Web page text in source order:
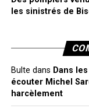
les sinistrés de
Bulte dans Dans
écouter Michel
harcèlement